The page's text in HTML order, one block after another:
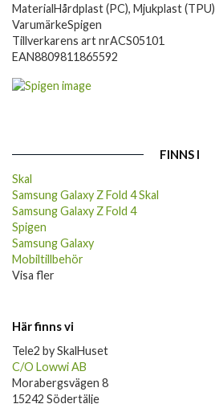
MaterialHårdplast (PC), Mjukplast (TPU)
VarumärkeSpigen
Tillverkarens art nrACS05101
EAN8809811865592
FINNS I
Skal
Samsung Galaxy Z Fold 4 Skal
Samsung Galaxy Z Fold 4
Spigen
Samsung Galaxy
Mobiltillbehör
Visa fler
Här finns vi
Tele2 by SkalHuset
C/O Lowwi AB
Morabergsvägen 8
15242 Södertälje